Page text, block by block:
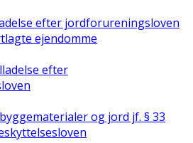
efter jordforureningsloven
ejendomme
efter
og jord jf. § 33